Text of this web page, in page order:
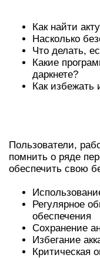
Как найти
Насколько
Что делать,
Какие
даркнете?
Как избежать
Пользователи,
помнить о ряде
обеспечить свою
Регулярное
обеспечения
Сохранение
Избегание
Критическая